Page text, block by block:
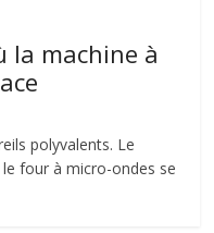
la machine à
polyvalents. Le
four à micro-ondes se